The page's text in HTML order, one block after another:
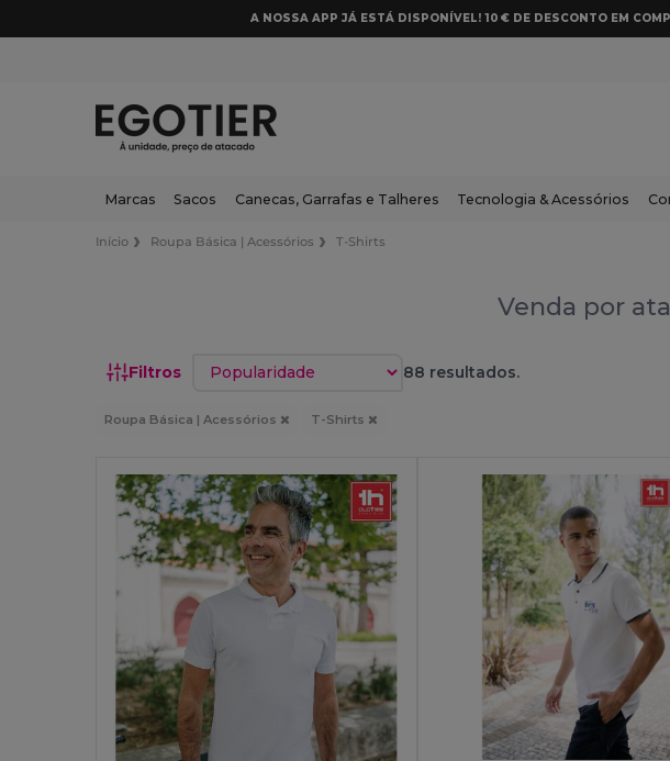
A NOSSA APP JÁ ESTÁ DISPONÍVEL! 10 € DE DESCONTO EM
Marcas Sacos Canecas, Garrafas e Talheres Tecnologia & Acessórios
Início Roupa Básica | Acessórios T-Shirts
Venda por
Filtros Classificar por 88 resultados.
Roupa Básica | Acessórios T-Shirts